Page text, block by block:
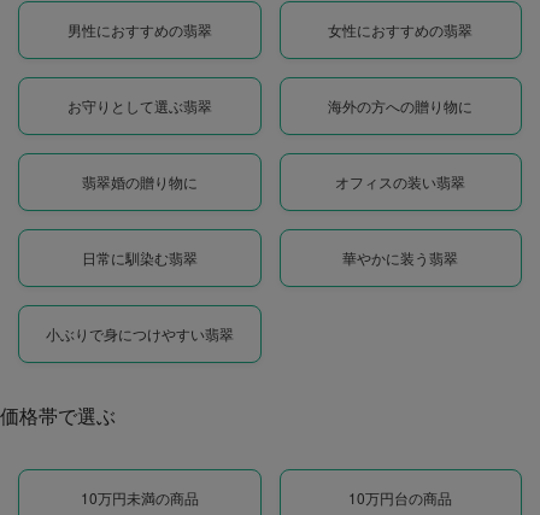
男性におすすめの翡翠 女性におすすめの翡翠
お守りとして選ぶ翡翠 海外の方への贈り物に
翡翠婚の贈り物に オフィスの装い翡翠
日常に馴染む翡翠 華やかに装う翡翠
小ぶりで身につけやすい翡翠
価格帯で選ぶ
10万円未満の商品 10万円台の商品